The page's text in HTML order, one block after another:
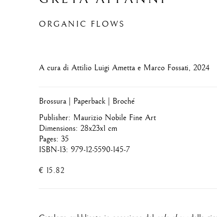
ORGANIC FLOWS
A cura di Attilio Luigi Ametta e Marco Fossati, 2024
Brossura | Paperback | Broché
Publisher: Maurizio Nobile Fine Art
Dimensions: 28x23x1 cm
Pages: 35
ISBN-13: 979-12-5590-145-7
€ 15.82